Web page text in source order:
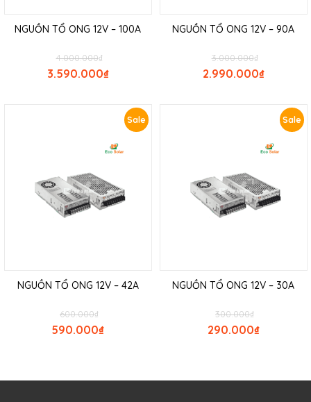
NGUỒN TỔ ONG 12V – 100A
₫
4.000.000
₫
3.590.000
NGUỒN TỔ ONG 12V – 90A
₫
3.000.000
₫
2.990.000
Sale
NGUỒN TỔ ONG 12V – 42A
₫
600.000
₫
590.000
Sale
NGUỒN TỔ ONG 12V – 30A
₫
300.000
₫
290.000